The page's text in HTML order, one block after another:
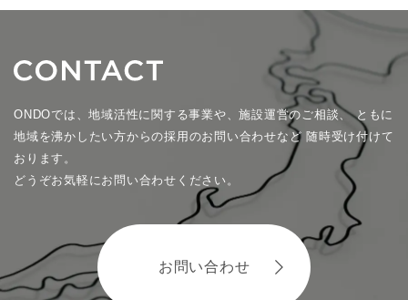
ONDOでは、地域活性に関する事業や、施設運営のご相談、ともに
地域を沸かしたい方からの採用のお問い合わせなど 随時受け付けて
おります。
どうぞお気軽にお問い合わせください。
お問い合わせ